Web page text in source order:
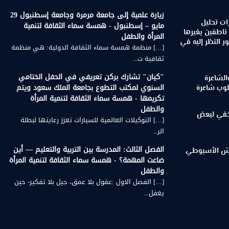
تحليل
ناطقين بغيرها
النظر إليه في
شاعرة
لبعض
الأسيوطي
زيارة علمية إلى جامعة مرمرة وجامعة إسطنبول 29
مايو – إسطنبول - همسة سماء الثقافة لتنمية
المرأة والطفل
[…] منظمة همسة سماء الثقافة الدولية: هي منظمة
ثقافية ت...
"كيان" تشارك بركن تعريفي في الحفل الختامي
السنوي لمكتب التطوع بجامعة الملك سعود ويتم
تكريمها - همسة سماء الثقافة لتنمية المرأة
والطفل
[…] التوكيلات العالمية للسيارات تعزز رعايتها لبطلة
الر...
الفصل الثالث: المدرسة بين التربية والتعليم — أين
ضاعت المهمة؟ - همسة سماء الثقافة لتنمية المرأة
والطفل
[…] الفصل الاول :عقول بلا عمق، جيل بلا تفكير- حين
يغفل...